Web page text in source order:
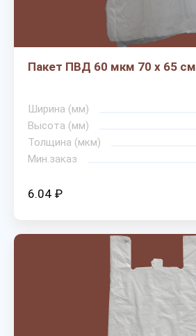
Пакет ПВД 60 мкм 70 х 65 см
Ширина (мм)
Высота (мм)
Толщина (мкм)
Мин.заказ
6.04 ₽